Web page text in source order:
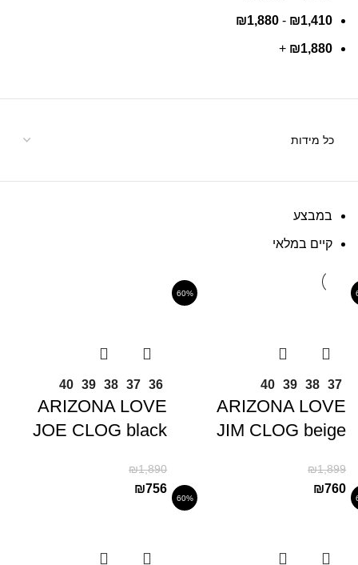
₪1,410
-
₪1,880
₪1,880
+
במבצע
קיים במלאי
37
38
39
40
ARIZONA LOVE
JIM CLOG beige
₪1,899
₪760
60%
36
37
38
39
40
ARIZONA LOVE
JOE CLOG black
₪1,890
₪756
60%